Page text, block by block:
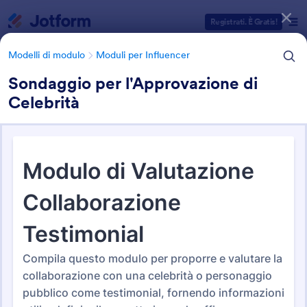
Registrati. È Gratis!
Modelli di modulo Moduli per Influencer
Sondaggio per l'Approvazione di
Celebrità
Moduli per Influencer
6 Template
Categorie Template Moduli